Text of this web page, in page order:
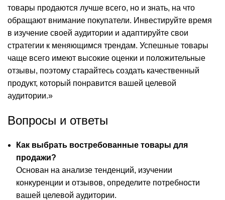
товары продаются лучше всего, но и знать, на что
обращают внимание покупатели. Инвестируйте время
в изучение своей аудитории и адаптируйте свои
стратегии к меняющимся трендам. Успешные товары
чаще всего имеют высокие оценки и положительные
отзывы, поэтому старайтесь создать качественный
продукт, который понравится вашей целевой
аудитории.»
Вопросы и ответы
Как выбрать востребованные товары для
продажи?
Основан на анализе тенденций, изучении
конкуренции и отзывов, определите потребности
вашей целевой аудитории.